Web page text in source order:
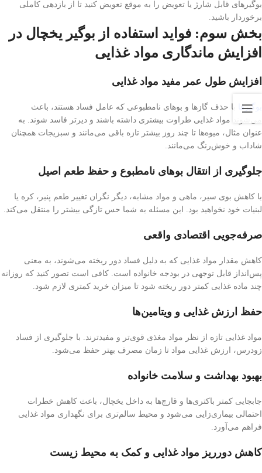
بوگیرهای قابل شارژ یا تعویض را به موقع تعویض کنید تا از بازدهی کاملی
برخوردار باشید.
بخش سوم: فواید استفاده از بوگیر یخچال در
افزایش ماندگاری مواد غذایی
افزایش طول عمر مفید مواد غذایی
بوگیرها
با حذف گازها و بوهای نامطبوعی که عامل فساد هستند، باعث
می‌شوند مواد غذایی طراوت بیشتری داشته باشند و دیرتر فاسد شوند. به
عنوان مثال، میوه‌ها تا چند روز بیشتر تازه باقی می‌مانند و سبزیجات همچنان
شاداب و خوش‌رنگ می‌مانند.
جلوگیری از انتقال بوهای نامطبوع و حفظ طعم اصیل
با کاهش بوی سیر، ماهی و مواد مشابه، دیگر نگران تغییر طعم پنیر، کره یا
لبنیات خود نخواهید بود. این مسئله به شما حس تازگی بیشتر را منتقل می‌کند.
صرفه‌جویی اقتصادی واقعی
کاهش مقدار مواد غذایی که به دلیل فساد دور ریخته می‌شوند، به معنی
پس‌انداز قابل توجهی در بودجه خانواده است. کافی است تصور کنید که روزانه
چند ماده غذایی کمتر دور ریخته شود تا میزان خرید کمتری لازم شود.
حفظ ارزش غذایی و ویتامین‌ها
مواد غذایی تازه از نظر مواد مغذی قوی‌تر و مفیدترند. با جلوگیری از فساد
زودرس، ارزش غذایی مواد تا زمان مصرف بهتر حفظ می‌شود.
بهبود بهداشت و سلامت خانواده
جابجایی کمتر باکتری‌ها و قارچ‌ها به داخل یخچال، باعث کاهش خطرات
احتمالی بیماری‌زایی می‌شود و محیط سالم‌تری برای نگهداری مواد غذایی
فراهم می‌آورد.
کاهش دورریز مواد غذایی و کمک به محیط زیست